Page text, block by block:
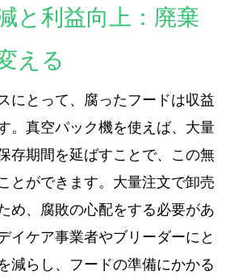
と利益向上：廃棄
える
にとって、腐ったフードは収益
。真空パック機を使えば、大量
存期間を延ばすことで、この無
とができます。大量注文で卸売
め、腐敗の心配をする必要があ
イケア事業者やブリーダーにと
減らし、フードの準備にかかる